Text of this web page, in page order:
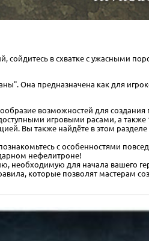
в схватке с ужасными
Она предназначена как для
возможностей для
игровыми расами, а
Вы также найдёте в этом
с особенностями
нефелитроне!
для начала вашего
которые позволят мастерам